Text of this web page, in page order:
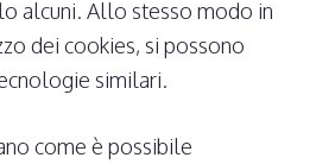
alcuni. Allo stesso modo in
dei cookies, si possono
similari.
come è possibile